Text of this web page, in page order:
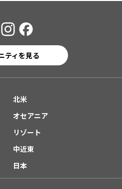
ティを見る
北米
オセアニア
リゾート
中近東
日本